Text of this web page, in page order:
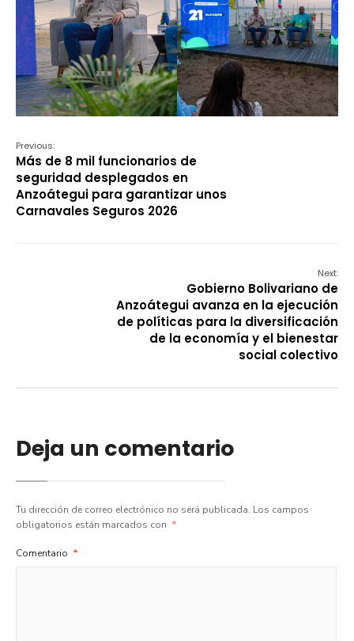
Previous:
Más de 8 mil funcionarios de
seguridad desplegados en
Anzoátegui para garantizar unos
Carnavales Seguros 2026
Next:
Gobierno Bolivariano de
Anzoátegui avanza en la ejecución
de políticas para la diversificación
de la economía y el bienestar
social colectivo
Deja un comentario
Tu dirección de correo electrónico no será publicada. Los campos
obligatorios están marcados con *
Comentario *